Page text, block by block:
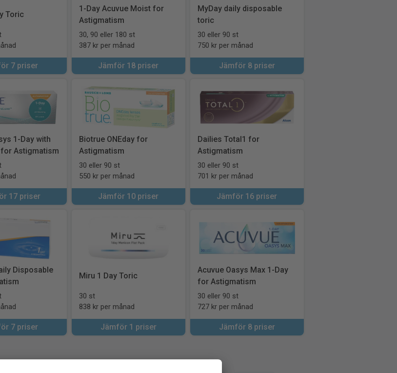
Toric
7 priser
1-Day Acuvue Moist for
Astigmatism
30, 90 eller 180 st
387 kr per månad
Jämför 18 priser
MyDay daily disposable
toric
30 eller 90 st
750 kr per månad
Jämför 8 priser
1-Day with
for Astigmatism
17 priser
Biotrue ONEday for
Astigmatism
30 eller 90 st
550 kr per månad
Jämför 10 priser
Dailies Total1 for
Astigmatism
30 eller 90 st
701 kr per månad
Jämför 16 priser
Disposable
7 priser
Miru 1 Day Toric
30 st
838 kr per månad
Jämför 1 priser
Acuvue Oasys Max 1-Day
for Astigmatism
30 eller 90 st
727 kr per månad
Jämför 8 priser